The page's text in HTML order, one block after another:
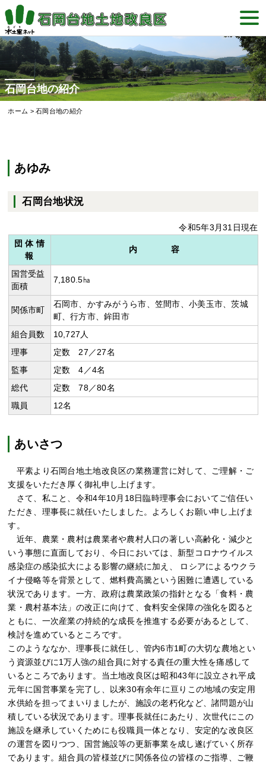
Skip
to
content
石岡台地の紹介
ホーム >石岡台地の紹介
あゆみ
石岡台地状況
令和5年3月31日現在
団 体 情
報
内 容
国営受益
面積
7,180.5㏊
関係市町
石岡市、かすみがうら市、笠間市、小美玉市、茨城
町、行方市、鉾田市
組合員数
10,727人
理事
定数 27／27名
監事
定数 4／4名
総代
定数 78／80名
職員
12名
あいさつ
平素より石岡台地土地改良区の業務運営に対して、ご理解・ご
支援をいただき厚く御礼申し上げます。
さて、私こと、令和4年10月18日臨時理事会においてご信任い
ただき、理事長に就任いたしました。よろしくお願い申し上げま
す。
近年、農業・農村は農業者や農村人口の著しい高齢化・減少と
いう事態に直面しており、今日においては、新型コロナウイルス
感染症の感染拡大による影響の継続に加え、 ロシアによるウクラ
イナ侵略等を背景として、燃料費高騰という困難に遭遇している
状況であります。一方、政府は農業政策の指針となる「食料・農
業・農村基本法」の改正に向けて、食料安全保障の強化を図ると
ともに、一次産業の持続的な成長を推進する必要があるとして、
検討を進めているところです。
このようななか、理事長に就任し、管内6市1町の大切な農地とい
う資源並びに1万人強の組合員に対する責任の重大性を痛感して
いるところであります。当土地改良区は昭和43年に設立され平成
元年に国営事業を完了し、以来30有余年に亘りこの地域の安定用
水供給を担ってまいりましたが、施設の老朽化など、諸問題が山
積している状況であります。理事長就任にあたり、次世代にこの
施設を継承していくためにも役職員一体となり、安定的な改良区
の運営を図りつつ、国営施設等の更新事業を成し遂げていく所存
であります。組合員の皆様並びに関係各位の皆様のご指導、ご鞭